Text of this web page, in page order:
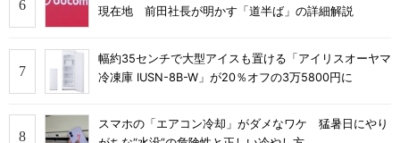
現在地 前田社長が明かす「道半ば」の詳細解説
幅約35センチで大型アイスも置ける「アイリスオーヤマ
冷凍庫 IUSN-8B-W」が20％オフの3万5800円に
スマホの「エアコン冷却」がダメなワケ 猛暑日にやり